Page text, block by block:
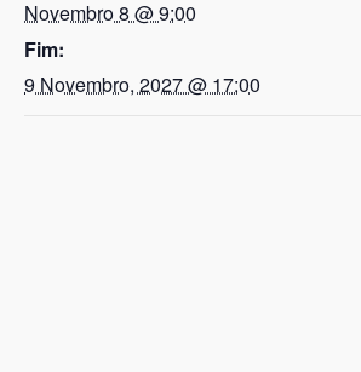
Novembro 8 @ 9:00
Fim:
9 Novembro, 2027 @ 17:00